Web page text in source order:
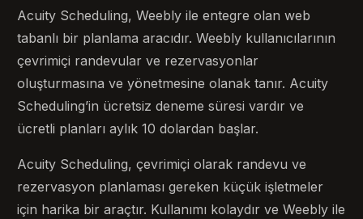
Acuity Scheduling, Weebly ile entegre olan web
tabanlı bir planlama aracıdır. Weebly kullanıcılarının
çevrimiçi randevular ve rezervasyonlar
oluşturmasına ve yönetmesine olanak tanır. Acuity
Scheduling’in ücretsiz deneme süresi vardır ve
ücretli planları aylık 10 dolardan başlar.
Acuity Scheduling, çevrimiçi olarak randevu ve
rezervasyon planlaması gereken küçük işletmeler
için harika bir araçtır. Kullanımı kolaydır ve Weebly ile